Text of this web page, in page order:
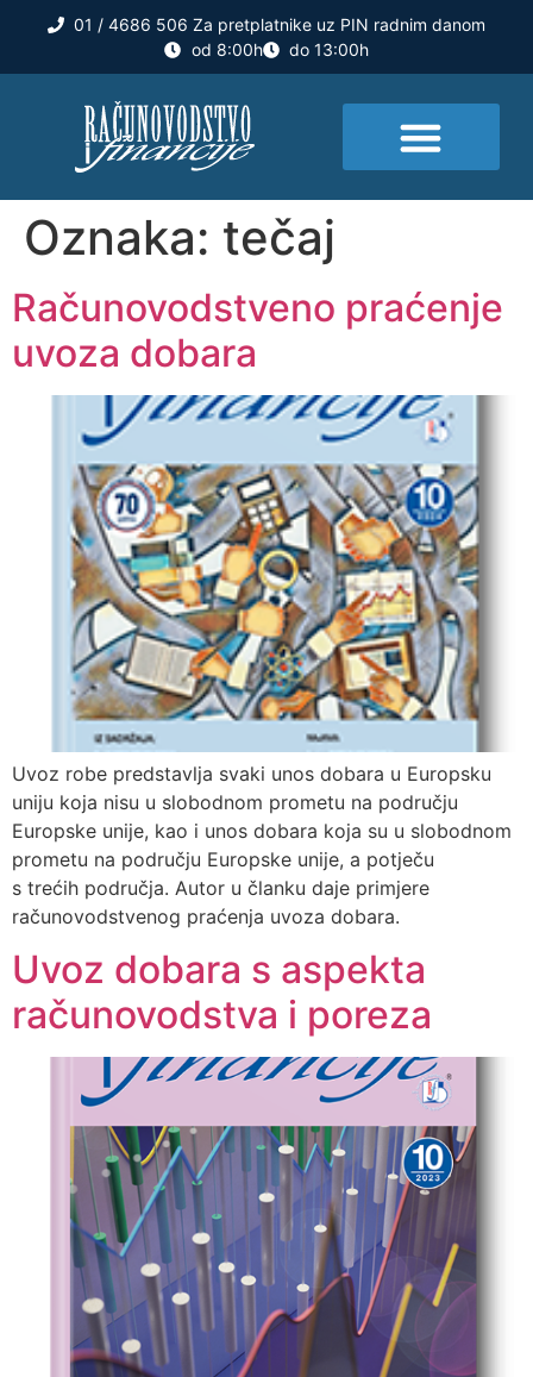
01 / 4686 506 Za pretplatnike uz PIN radnim danom
od 8:00h
do 13:00h
Oznaka: tečaj
Računovodstveno praćenje
uvoza dobara
Uvoz robe predstavlja svaki unos dobara u Europsku
uniju koja nisu u slobodnom prometu na području
Europske unije, kao i unos dobara koja su u slobodnom
prometu na području Europske unije, a potječu
s trećih područja. Autor u članku daje primjere
računovodstvenog praćenja uvoza dobara.
Uvoz dobara s aspekta
računovodstva i poreza